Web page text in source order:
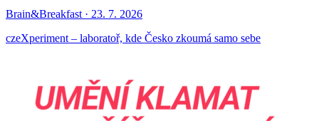
Brain&Breakfast · 23. 7. 2026
czeXperiment – laboratoř, kde Česko zkoumá samo sebe